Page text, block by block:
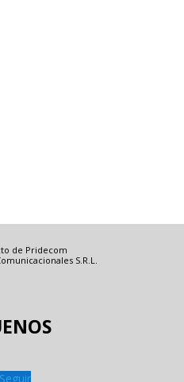
de Pridecom
S.R.L.
Seguir